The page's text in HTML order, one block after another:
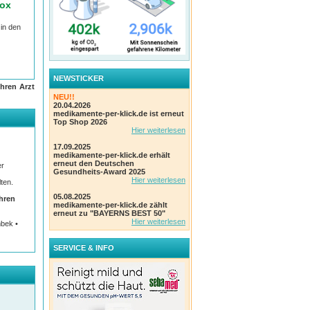
den
Arzt
•
NEWSTICKER
NEU!!
20.04.2026
medikamente-per-klick.de ist erneut
Top Shop 2026
Hier weiterlesen
17.09.2025
medikamente-per-klick.de erhält
erneut den Deutschen
Gesundheits-Award 2025
Hier weiterlesen
05.08.2025
medikamente-per-klick.de zählt
erneut zu "BAYERNS BEST 50"
Hier weiterlesen
SERVICE & INFO